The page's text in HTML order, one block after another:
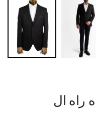
راه ال